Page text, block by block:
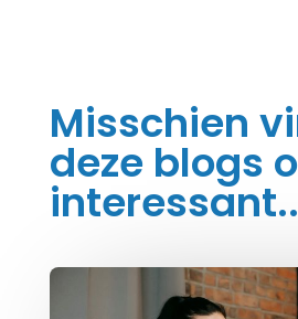
Misschien
deze blogs
interessant..